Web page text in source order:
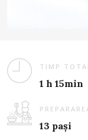
TIMP
1 h 15min
13 pași